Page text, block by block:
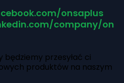
onsaplus
company/on
będziemy przesyłać ci
produktów na naszym